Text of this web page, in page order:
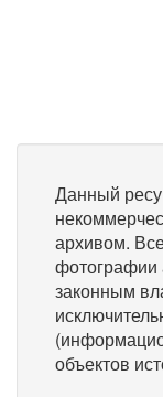
Данный
архивом.
фотографии
законным
объектов